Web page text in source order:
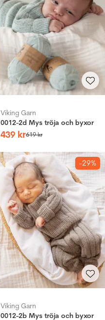
Viking Garn
0012-2d Mys tröja och byxor
439 kr619kr
-29%
Viking Garn
0012-2b Mys tröja och byxor